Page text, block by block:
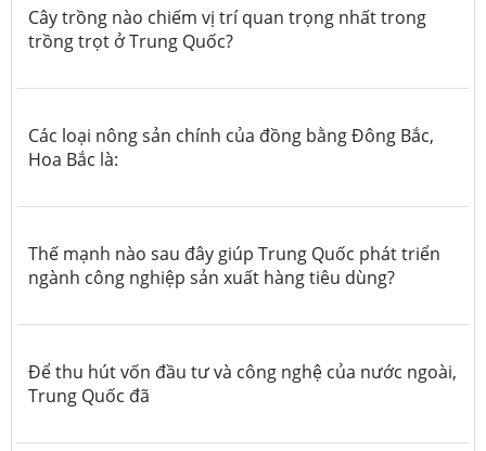
Cây trồng nào chiếm vị trí quan trọng nhất trong
trồng trọt ở Trung Quốc?
Các loại nông sản chính của đồng bằng Đông Bắc,
Hoa Bắc là:
Thế mạnh nào sau đây giúp Trung Quốc phát triển
ngành công nghiệp sản xuất hàng tiêu dùng?
Để thu hút vốn đầu tư và công nghệ của nước ngoài,
Trung Quốc đã